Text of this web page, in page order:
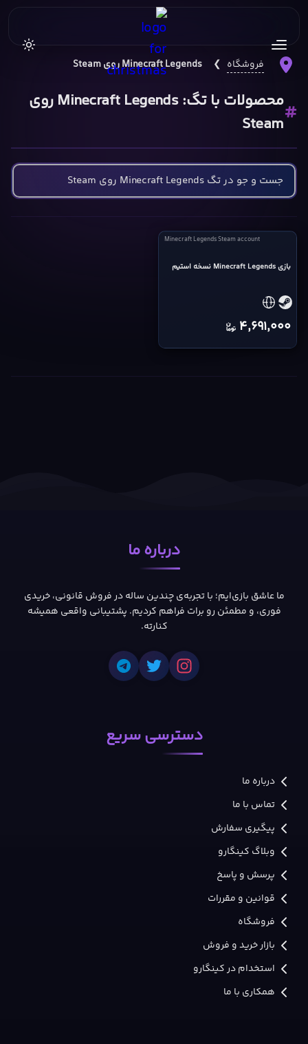
فروشگاه ❯ Minecraft Legends روی Steam
محصولات با تگ: Minecraft Legends روی
Steam
Minecraft
Steam
cover
Minecraft Legends Steam account
بازی Minecraft Legends نسخه استیم
4,691,000
درباره ما
ما عاشق بازی‌ایم؛ با تجربه‌ی چندین ساله در فروش قانونی، خریدی
فوری، و مطمئن رو برات فراهم کردیم. پشتیبانی واقعی همیشه
کنارته.
دسترسی سریع
درباره ما
تماس با ما
پیگیری سفارش
وبلاگ کینگارو
پرسش و پاسخ
قوانین و مقررات
فروشگاه
بازار خرید و فروش
استخدام در کینگارو
همکاری با ما